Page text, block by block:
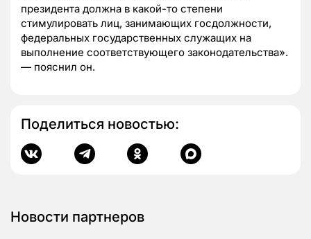
президента должна в какой-то степени
стимулировать лиц, занимающих госдолжности,
федеральных государственных служащих на
выполнение соответствующего законодательства».
— пояснил он.
Поделиться новостью:
Новости партнеров